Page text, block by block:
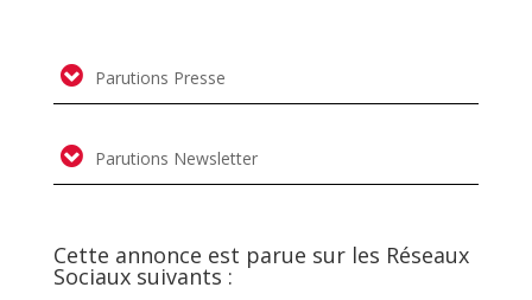
Parutions Presse
Parutions Newsletter
Cette annonce est parue sur les Réseaux
Sociaux suivants :